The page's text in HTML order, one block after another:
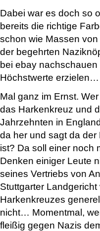
Dabei war es doch so
bereits die richtige
schon wie Massen
der begehrten
bei ebay
Höchstwerte erzielen…
Mal ganz im Ernst.
das Harkenkreuz und
Jahrzehnten in
da her und sagt da
ist? Da soll einer noch
Denken einiger Leute
seines Vertriebs von
Stuttgarter
Harkenkreuzes
nicht… Momentmal,
fleißig gegen Nazis